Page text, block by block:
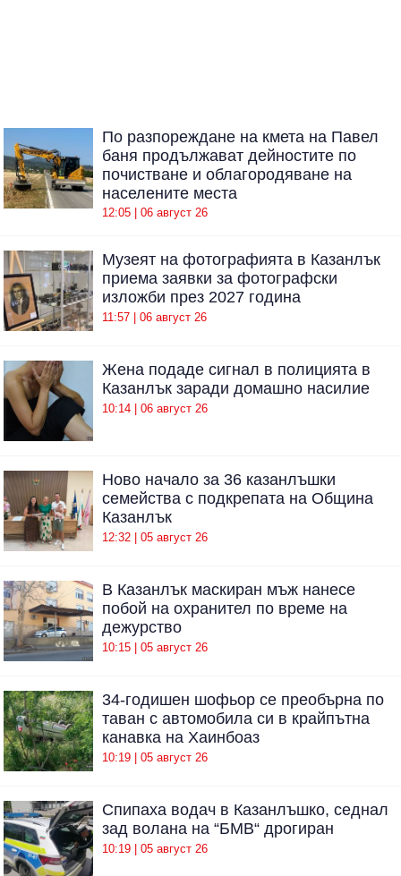
По разпореждане на кмета на Павел
баня продължават дейностите по
почистване и облагородяване на
населените места
12:05 | 06 август 26
Музеят на фотографията в Казанлък
приема заявки за фотографски
изложби през 2027 година
11:57 | 06 август 26
Жена подаде сигнал в полицията в
Казанлък заради домашно насилие
10:14 | 06 август 26
Ново начало за 36 казанлъшки
семейства с подкрепата на Община
Казанлък
12:32 | 05 август 26
В Казанлък маскиран мъж нанесе
побой на охранител по време на
дежурство
10:15 | 05 август 26
34-годишен шофьор се преобърна по
таван с автомобила си в крайпътна
канавка на Хаинбоаз
10:19 | 05 август 26
Спипаха водач в Казанлъшко, седнал
зад волана на “БМВ“ дрогиран
10:19 | 05 август 26